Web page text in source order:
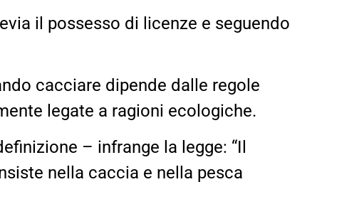
il possesso di licenze e seguendo
cacciare dipende dalle regole
legate a ragioni ecologiche.
– infrange la legge: “Il
nella caccia e nella pesca